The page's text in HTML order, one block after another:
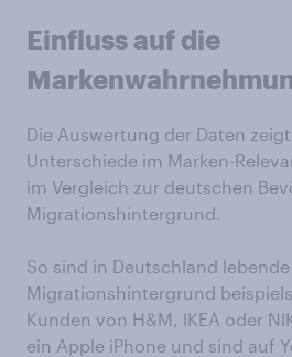
Einfluss auf die
Die Auswertung der Daten
Unterschiede im Marken-
im Vergleich zur deutschen
Migrationshintergrund.
So sind in Deutschland
Migrationshintergrund
Kunden von H&M, IKEA oder
ein Apple iPhone und sind auf